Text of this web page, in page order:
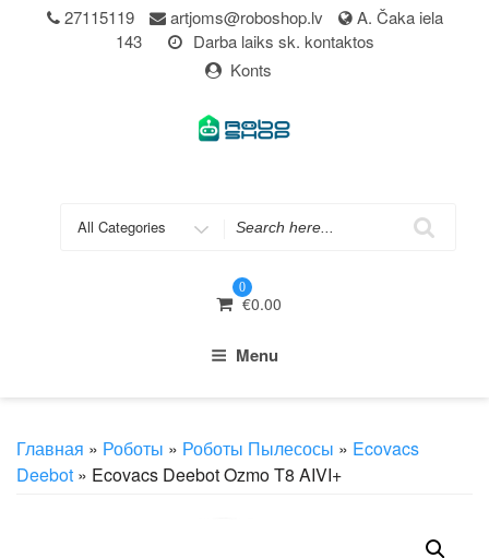
27115119 artjoms@roboshop.lv
A. Čaka iela
143
Darba laiks sk. kontaktos
Konts
0
€0.00
Menu
Главная » Роботы » Роботы Пылесосы » Ecovacs
Deebot » Ecovacs Deebot Ozmo T8 AIVI+